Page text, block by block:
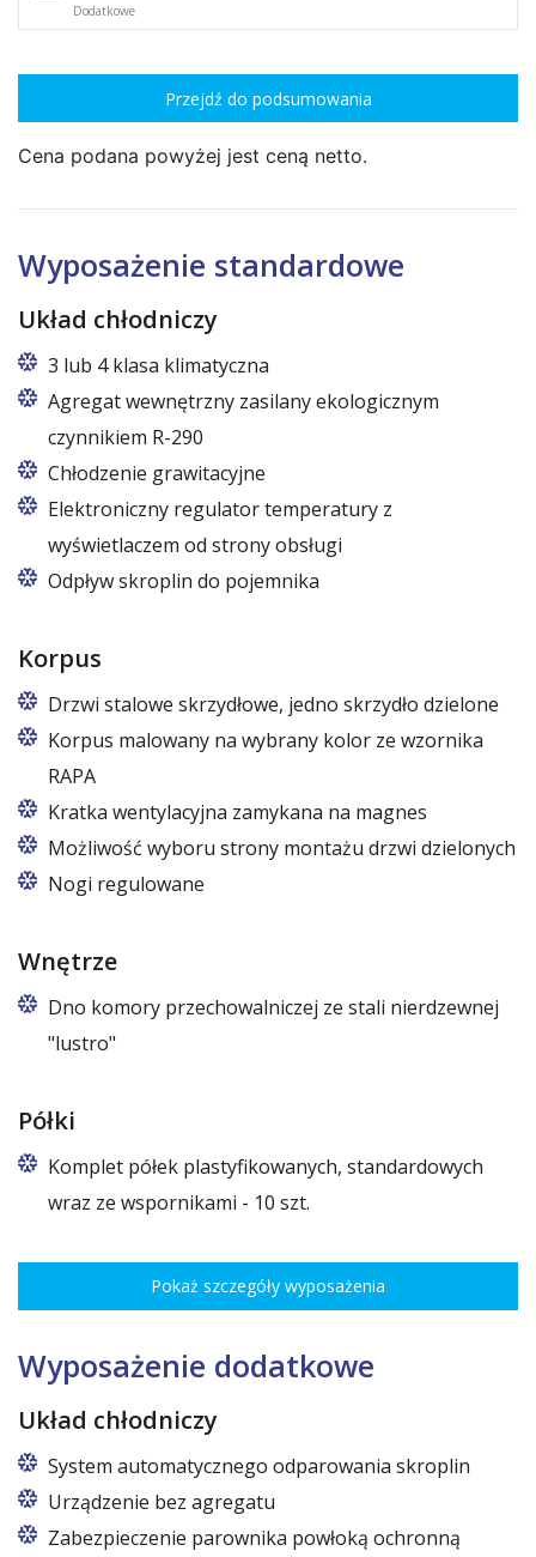
Dodatkowe
Przejdź do podsumowania
Cena podana powyżej jest ceną netto.
Wyposażenie standardowe
Układ chłodniczy
3 lub 4 klasa klimatyczna
Agregat wewnętrzny zasilany ekologicznym
czynnikiem R-290
Chłodzenie grawitacyjne
Elektroniczny regulator temperatury z
wyświetlaczem od strony obsługi
Odpływ skroplin do pojemnika
Korpus
Drzwi stalowe skrzydłowe, jedno skrzydło dzielone
Korpus malowany na wybrany kolor ze wzornika
RAPA
Kratka wentylacyjna zamykana na magnes
Możliwość wyboru strony montażu drzwi dzielonych
Nogi regulowane
Wnętrze
Dno komory przechowalniczej ze stali nierdzewnej
"lustro"
Półki
Komplet półek plastyfikowanych, standardowych
wraz ze wspornikami - 10 szt.
wysokości co 7,5 cm pozwala na optymalne rozmieszczenie różnego
rodzaju towaru.
120 cm (50,5 cm x 51 cm),
140 cm (60,5 cm x 51 cm),
160 cm (70,5 cm x 51 cm)
Pokaż szczegóły wyposażenia
Wyposażenie dodatkowe
Układ chłodniczy
System automatycznego odparowania skroplin
Urządzenie bez agregatu
Zabezpieczenie parownika powłoką ochronną